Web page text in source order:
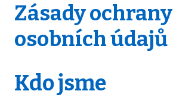
Zásady ochrany
osobních údajů
Kdo jsme